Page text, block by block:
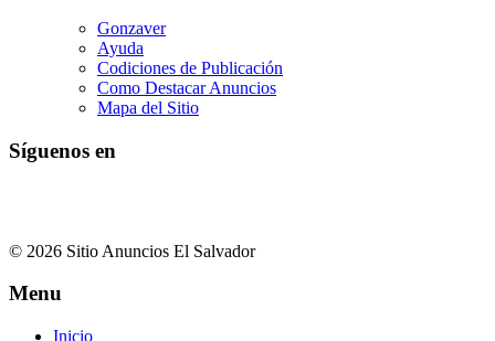
Gonzaver
Ayuda
Codiciones de Publicación
Como Destacar Anuncios
Mapa del Sitio
Síguenos en
© 2026 Sitio Anuncios El Salvador
Menu
Inicio